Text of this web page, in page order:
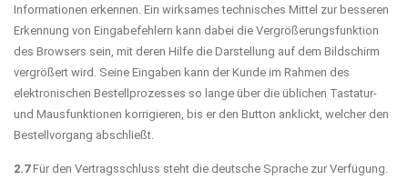
Informationen erkennen. Ein wirksames technisches Mittel zur besseren
Erkennung von Eingabefehlern kann dabei die Vergrößerungsfunktion
des Browsers sein, mit deren Hilfe die Darstellung auf dem Bildschirm
vergrößert wird. Seine Eingaben kann der Kunde im Rahmen des
elektronischen Bestellprozesses so lange über die üblichen Tastatur-
und Mausfunktionen korrigieren, bis er den Button anklickt, welcher den
Bestellvorgang abschließt.
2.7Für den Vertragsschluss steht die deutsche Sprache zur Verfügung.